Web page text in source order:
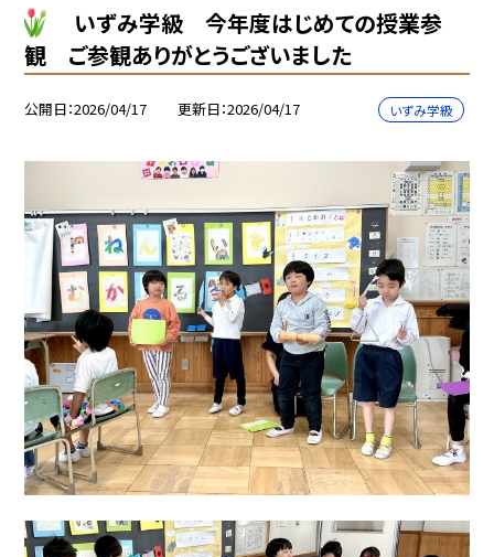
いずみ学級 今年度はじめての授業参
観 ご参観ありがとうございました
公開日 2026/04/17 更新日 2026/04/17 いずみ学級